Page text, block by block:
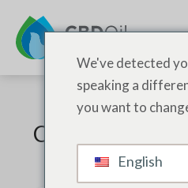
Comment
aider
We've detected
speaking a
you want to
English